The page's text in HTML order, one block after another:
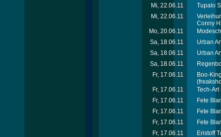
Mi, 22.06.11
Tupalo
Mi, 22.06.11
Conny
Mo, 20.06.11
Sa, 18.06.11
Urban
Sa, 18.06.11
Urban
Sa, 18.06.11
Fr, 17.06.11
Boo-
Fr, 17.06.11
Tech-
Fr, 17.06.11
Fete
Fr, 17.06.11
Fete
Fr, 17.06.11
Fete
Fr, 17.06.11
Eristoff